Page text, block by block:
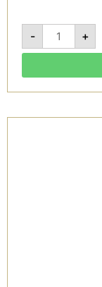
-
La
Nota
2019
-
Metodo
Cantine
+